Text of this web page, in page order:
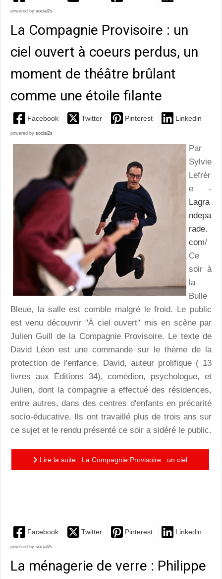
powered by social2s
La Compagnie Provisoire : un
ciel ouvert à coeurs perdus, un
moment de théâtre brûlant
comme une étoile filante
Facebook Twitter Pinterest Linkedin
powered by social2s
Par
Sylvie
Lefrèr
e -
Lagra
ndepa
rade.
com/
Ce
soir à
la
Bulle
Bleue, la salle est comble malgré le froid. Le public
est venu découvrir "À ciel ouvert" mis en scène par
Julien Guill de la Compagnie Provisoire. Le texte de
David Léon est une commande sur le thème de la
protection de l'enfance. David, auteur prolifique ( 13
livres aux Éditions 34), comédien, psychologue, et
Julien, dont la compagnie a effectué des résidences,
entre autres, dans des centres d'enfants en précarité
socio-éducative. Ils ont travaillé plus de trois ans sur
ce sujet et le rendu présenté ce soir a sidéré le public.
Lire la suite : La Compagnie Provisoire : un ciel
Facebook Twitter Pinterest Linkedin
powered by social2s
La ménagerie de verre : Philippe